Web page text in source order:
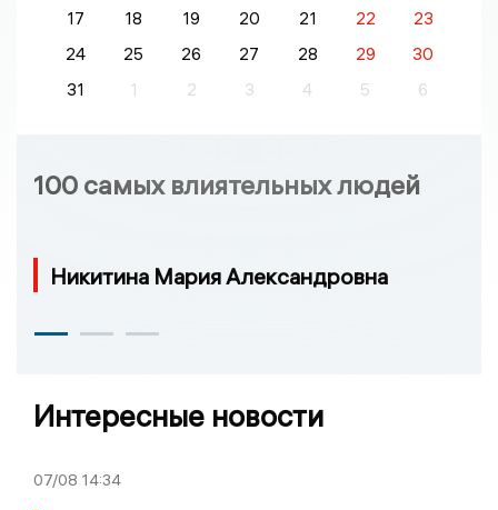
17 18 19 20 21 22
23
24
25 26 27 28 29
30
31
1 2 3 4 5 6
100 самых влиятельных людей
Никитина Мария Александровна
Интересные новости
07/08 14:34